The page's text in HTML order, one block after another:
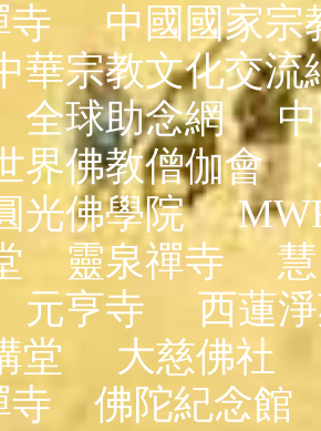
寺
中國國家宗
華宗教文化交流
全球助念網
界佛教僧伽會
光佛學院
靈泉禪寺
元亨寺
西蓮
堂
大慈佛社
寺
佛陀紀念館